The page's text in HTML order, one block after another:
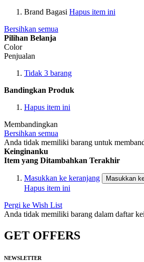
Brand Bagasi Hapus item ini
Bersihkan semua
Pilihan Belanja
Color
Penjualan
Tidak 3 barang
Bandingkan Produk
Hapus item ini
Membandingkan
Bersihkan semua
Anda tidak memiliki barang untuk
Keinginanku
Item yang Ditambahkan Terakhir
Masukkan ke keranjang Masukkan
Hapus item ini
Pergi ke Wish List
Anda tidak memiliki barang dalam daftar
GET OFFERS
NEWSLETTER